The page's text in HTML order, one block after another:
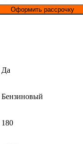
Оформить рассрочку
Да
Бензиновый
180